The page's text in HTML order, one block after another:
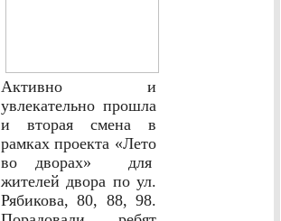
Активно и
увлекательно прошла
и вторая смена в
рамках проекта «Лето
во дворах» для
жителей двора по ул.
Рябикова, 80, 88, 98.